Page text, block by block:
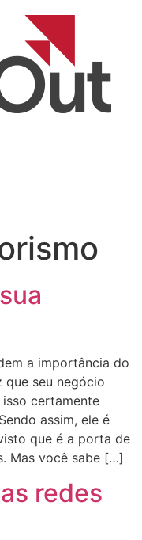
a importância do
que seu negócio
certamente
assim, ele é
que é a porta de
Mas você sabe […]
redes